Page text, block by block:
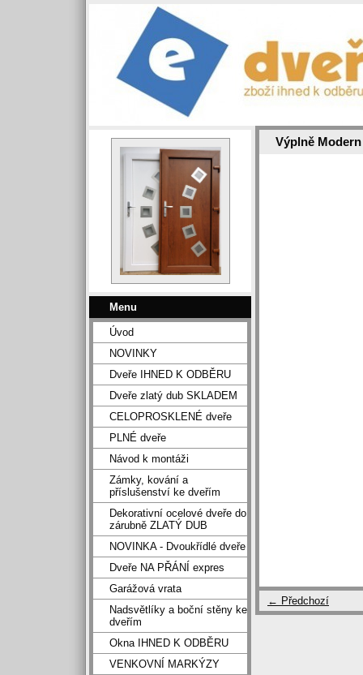
Menu
Úvod
NOVINKY
Dveře IHNED K ODBĚRU
Dveře zlatý dub SKLADEM
CELOPROSKLENÉ dveře
PLNÉ dveře
Návod k montáži
Zámky, kování a
příslušenství ke dveřím
Dekorativní ocelové dveře do
zárubně ZLATÝ DUB
NOVINKA - Dvoukřídlé dveře
Dveře NA PŘÁNÍ expres
Garážová vrata
Nadsvětlíky a boční stěny ke
dveřím
Okna IHNED K ODBĚRU
VENKOVNÍ MARKÝZY
Výplně Modern
← Předchozí